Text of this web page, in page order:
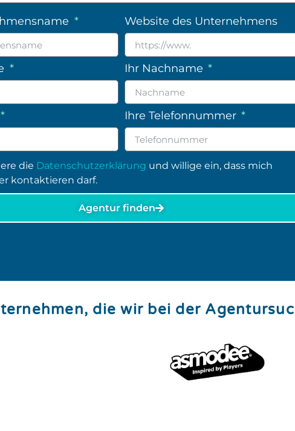
Website des Unternehmens
Ihr Nachname
Ihre Telefonnummer
die Datenschutzerklärung und willige ein, dass mich
kontaktieren darf.
Agentur finden
die wir bei der